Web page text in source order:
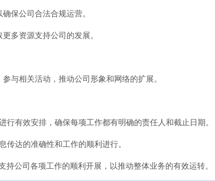
保公司合法合规运营。
多资源支持公司的发展。
与相关活动，推动公司形象和网络的扩展。
有效安排，确保每项工作都有明确的责任人和截止日期。
传达的准确性和工作的顺利进行。
公司各项工作的顺利开展，以推动整体业务的有效运转。